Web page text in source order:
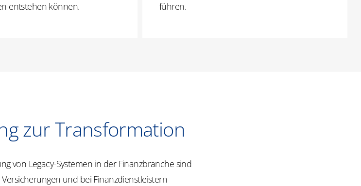
entstehen können.
führen.
zur Transformation
von Legacy-Systemen in der Finanzbranche sind
und bei Finanzdienstleistern